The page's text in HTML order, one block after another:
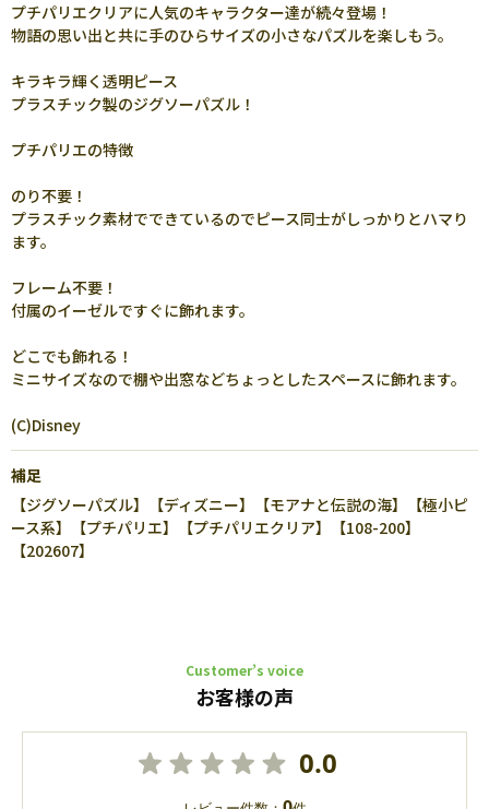
プチパリエクリアに人気のキャラクター達が続々登場！
物語の思い出と共に手のひらサイズの小さなパズルを楽しもう。
キラキラ輝く透明ピース
プラスチック製のジグソーパズル！
プチパリエの特徴
のり不要！
プラスチック素材でできているのでピース同士がしっかりとハマり
ます。
フレーム不要！
付属のイーゼルですぐに飾れます。
どこでも飾れる！
ミニサイズなので棚や出窓などちょっとしたスペースに飾れます。
(C)Disney
補足
【ジグソーパズル】【ディズニー】【モアナと伝説の海】【極小ピ
ース系】【プチパリエ】【プチパリエクリア】【108-200】
【202607】
Customer’s voice
お客様の声
0.0